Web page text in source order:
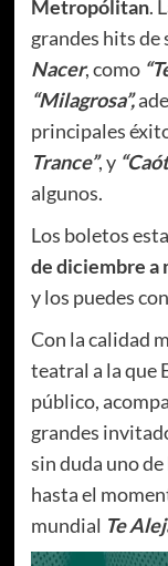
Metropólitan.
grandes hits
Nacer, como
“Milagrosa”,
principales
Trance”, y
algunos.
Los boletos
de diciembre a
y los puedes
Con la calidad
teatral a la que
público,
grandes
sin duda uno
hasta el
mundial Te